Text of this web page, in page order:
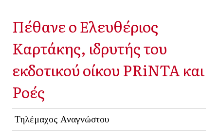
Πέθανε ο Ελευθέριος
Καρτάκης, ιδρυτής του
εκδοτικού οίκου PRiNTA και
Ροές
Τηλέμαχος Αναγνώστου